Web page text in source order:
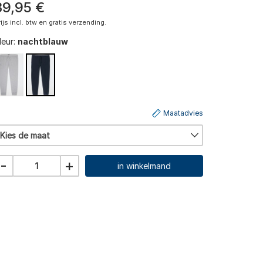
,95 €
incl. btw en gratis verzending.
nachtblauw
Kies de maat
Maatadvies
- + in winkelmand